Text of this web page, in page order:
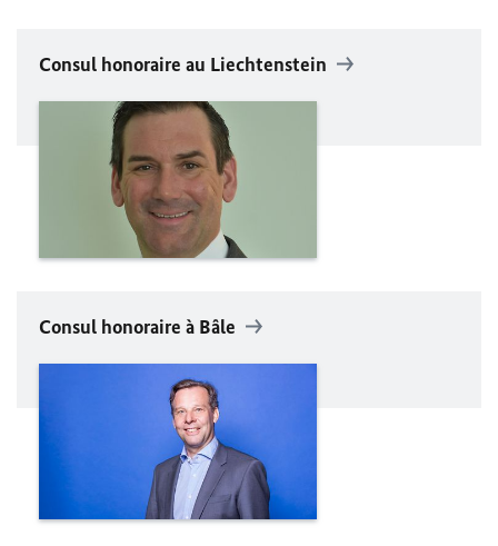
Consul honoraire au Liechtenstein
Consul honoraire à Bâle